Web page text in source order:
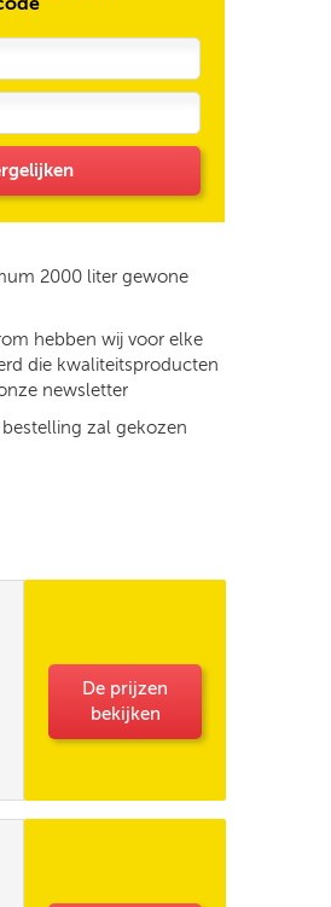
2000 liter gewone
hebben wij voor elke
die kwaliteitsproducten
newsletter
zal gekozen
De prijzen
bekijken